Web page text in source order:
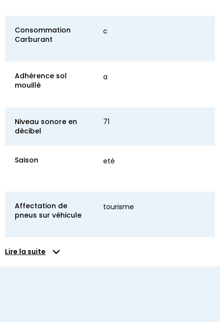
Consommation
Carburant
c
Adhérence sol
mouillé
a
Niveau sonore en
décibel
71
Saison eté
Affectation de
pneus sur véhicule
tourisme
Lire la suite